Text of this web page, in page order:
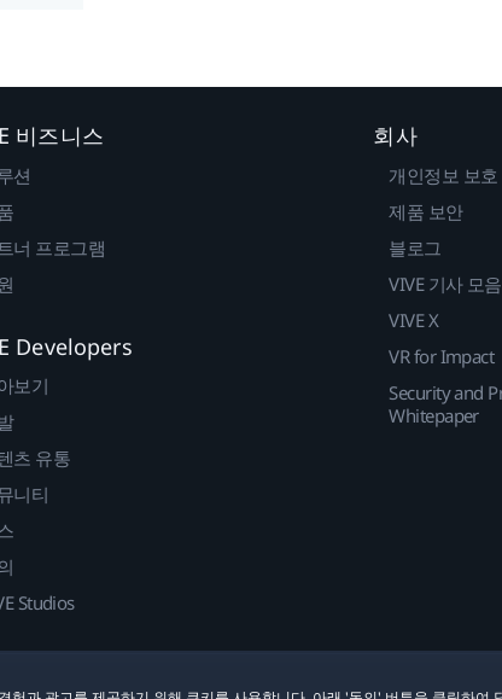
비즈니스
션
너 프로그램
Developers
보기
츠 유통
니티
Studios
회사
개인정보 보호
제품 보안
블로그
VIVE 기사 모음
VIVE X
VR for Impact
Security and
Whitepaper